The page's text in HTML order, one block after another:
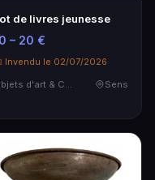
de livres jeunesse
– 20 €
Invendu le 02/07/2026
Objets d'art & Curiosités
Sens